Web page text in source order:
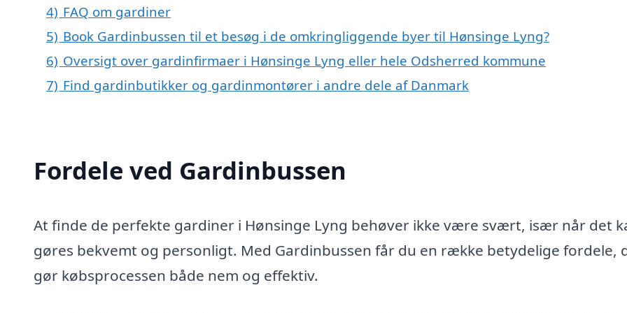
4) FAQ om gardiner
5) Book Gardinbussen til et besøg i de omkringliggende byer til Hønsinge Lyng?
6) Oversigt over gardinfirmaer i Hønsinge Lyng eller hele Odsherred kommune
7) Find gardinbutikker og gardinmontører i andre dele af Danmark
Fordele ved Gardinbussen
At finde de perfekte gardiner i Hønsinge Lyng behøver ikke være svært, især når det
gøres bekvemt og personligt. Med Gardinbussen får du en række betydelige fordele,
gør købsprocessen både nem og effektiv.